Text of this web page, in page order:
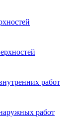
работ
работ